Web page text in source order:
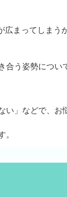
まってしまう
合う姿勢につい
い」などで、お